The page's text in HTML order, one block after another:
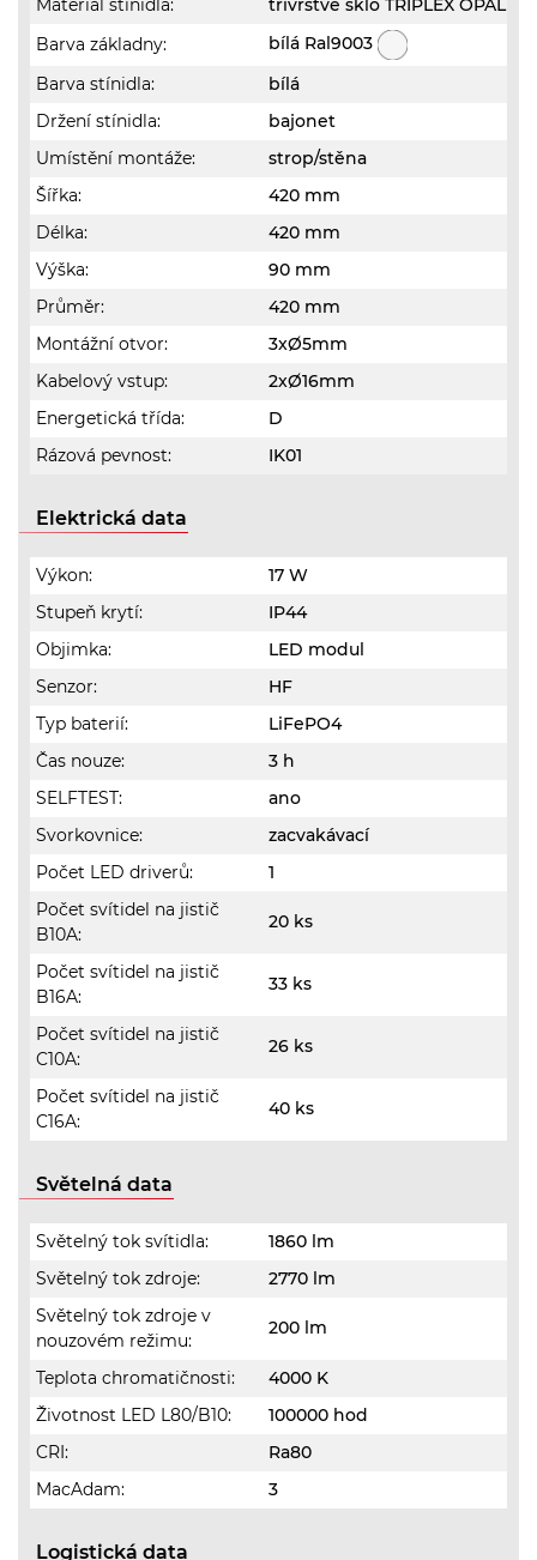
Materiál stínidla:
třívrstvé sklo TRIPLEX OPÁL
Barva základny:
bílá Ral9003
Barva stínidla:
bílá
Držení stínidla:
bajonet
Umístění montáže:
strop/stěna
Šířka:
420 mm
Délka:
420 mm
Výška:
90 mm
Průměr:
420 mm
Montážní otvor:
3xØ5mm
Kabelový vstup:
2xØ16mm
Energetická třída:
D
Rázová pevnost:
IK01
Elektrická data
Výkon:
17 W
Stupeň krytí:
IP44
Objimka:
LED modul
Senzor:
HF
Typ baterií:
LiFePO4
Čas nouze:
3 h
SELFTEST:
ano
Svorkovnice:
zacvakávací
Počet LED driverů:
1
Počet svítidel na jistič
B10A:
20 ks
Počet svítidel na jistič
B16A:
33 ks
Počet svítidel na jistič
C10A:
26 ks
Počet svítidel na jistič
C16A:
40 ks
Světelná data
Světelný tok svítidla:
1860 lm
Světelný tok zdroje:
2770 lm
Světelný tok zdroje v
nouzovém režimu:
200 lm
Teplota chromatičnosti:
4000 K
Životnost LED L80/B10:
100000 hod
CRI:
Ra80
MacAdam:
3
Logistická data